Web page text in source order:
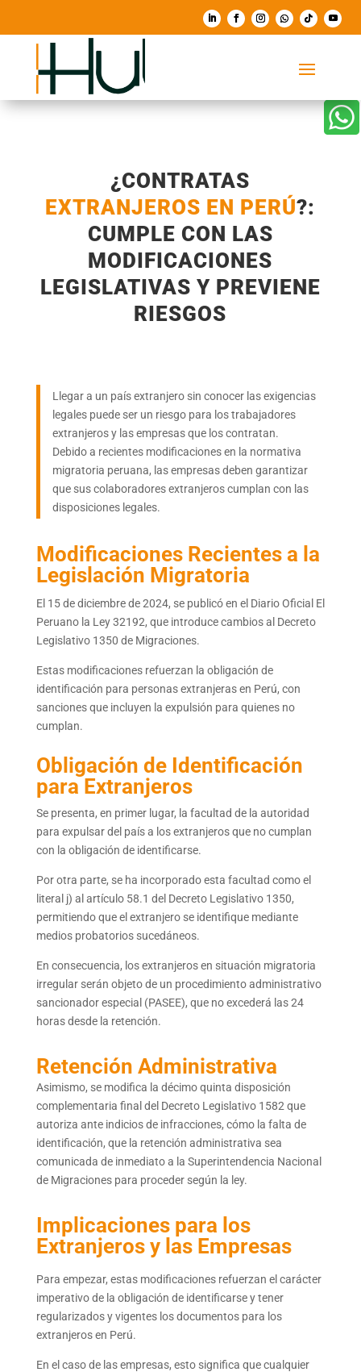
¿CONTRATAS
EXTRANJEROS EN PERÚ?:
CUMPLE CON LAS
MODIFICACIONES
LEGISLATIVAS Y PREVIENE
RIESGOS
Llegar a un país extranjero sin conocer las exigencias
legales puede ser un riesgo para los trabajadores
extranjeros y las empresas que los contratan.
Debido a recientes modificaciones en la normativa
migratoria peruana, las empresas deben garantizar
que sus colaboradores extranjeros cumplan con las
disposiciones legales.
Modificaciones Recientes a la
Legislación Migratoria
El 15 de diciembre de 2024, se publicó en el Diario Oficial El
Peruano la Ley 32192, que introduce cambios al Decreto
Legislativo 1350 de Migraciones.
Estas modificaciones refuerzan la obligación de
identificación para personas extranjeras en Perú, con
sanciones que incluyen la expulsión para quienes no
cumplan.
Obligación de Identificación
para Extranjeros
Se presenta, en primer lugar, la facultad de la autoridad
para expulsar del país a los extranjeros que no cumplan
con la obligación de identificarse.
Por otra parte, se ha incorporado esta facultad como el
literal j) al artículo 58.1 del Decreto Legislativo 1350,
permitiendo que el extranjero se identifique mediante
medios probatorios sucedáneos.
En consecuencia, los extranjeros en situación migratoria
irregular serán objeto de un procedimiento administrativo
sancionador especial (PASEE), que no excederá las 24
horas desde la retención.
Retención Administrativa
Asimismo, se modifica la décimo quinta disposición
complementaria final del Decreto Legislativo 1582 que
autoriza ante indicios de infracciones, cómo la falta de
identificación, que la retención administrativa sea
comunicada de inmediato a la Superintendencia Nacional
de Migraciones para proceder según la ley.
Implicaciones para los
Extranjeros y las Empresas
Para empezar, estas modificaciones refuerzan el carácter
imperativo de la obligación de identificarse y tener
regularizados y vigentes los documentos para los
extranjeros en Perú.
En el caso de las empresas, esto significa que cualquier
